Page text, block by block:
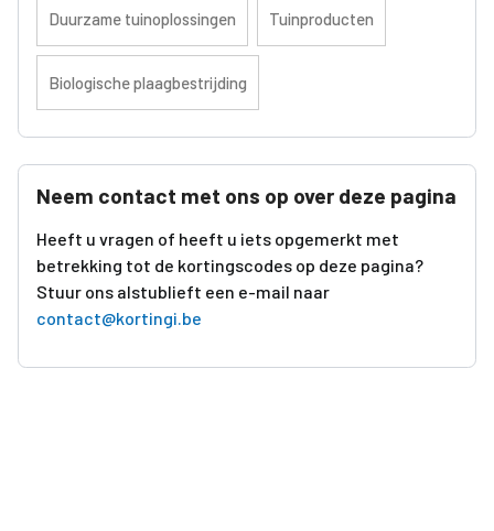
Duurzame tuinoplossingen Tuinproducten
Biologische plaagbestrijding
Neem contact met ons op over deze pagina
Heeft u vragen of heeft u iets opgemerkt met
betrekking tot de kortingscodes op deze pagina?
Stuur ons alstublieft een e-mail naar
contact@kortingi.be